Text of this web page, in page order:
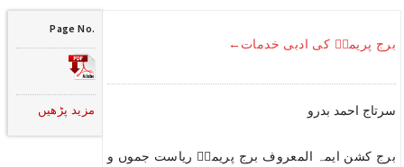
برج پریمیؔ کی ادبی خدمات←
سرتاج احمد بدرو
برج کشن ایمہ المعروف برج پریمیؔ ریاست جموں و
Page No.
مزید پڑھیں